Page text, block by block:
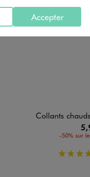
Collants
-50% sur
Accepter